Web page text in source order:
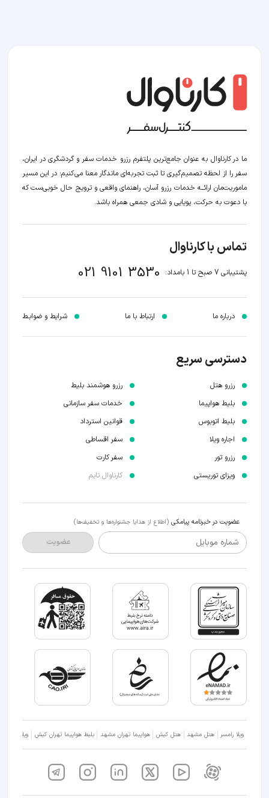
ما در کارناوال به عنوان جامع‌ترین پلتفرم رزرو خدمات سفر و گردشگری در ایران،
سفر را از لحظه‌ تصمیم‌گیری تا ثبت تجربه‌ای ماندگار معنا می‌کنیم؛ در این مسیر‍
ماموریت‌مان اراﺋــﻪ خدمات رزرو آسان، راهنمای واقعی و ترویج حال خوبی‌ست که
با دعوت به حرکت، پویایی و شادی جمعی همراه باشد.
تماس با کارناوال
پشتیبانی 7 صبح تا 1 بامداد: 021 9101 3530
درباره ما ارتباط با ما شرایط و ضوابـط
دسترسی سریع
رزرو هتل
بلیط هواپیما
بلیط اتوبوس
اجاره ویلا
رزرو تور
ویزای توریستی
رزرو هوشمند بلیط
خدمات سفر سازمانی
قوانین استرداد
سفر اقساطی
سفر کارت
کارناوال تایم
عضویت در خبرنامه پیامکی (اطلاع از هدایا جشنواره‌ها و تخفیف‌ها)
شماره موبایل عضویت
ویلا رامسر هتل مشهد هتل کیش هواپیما تهران مشهد بلیط هواپیما تهران کیش ویلا شمال